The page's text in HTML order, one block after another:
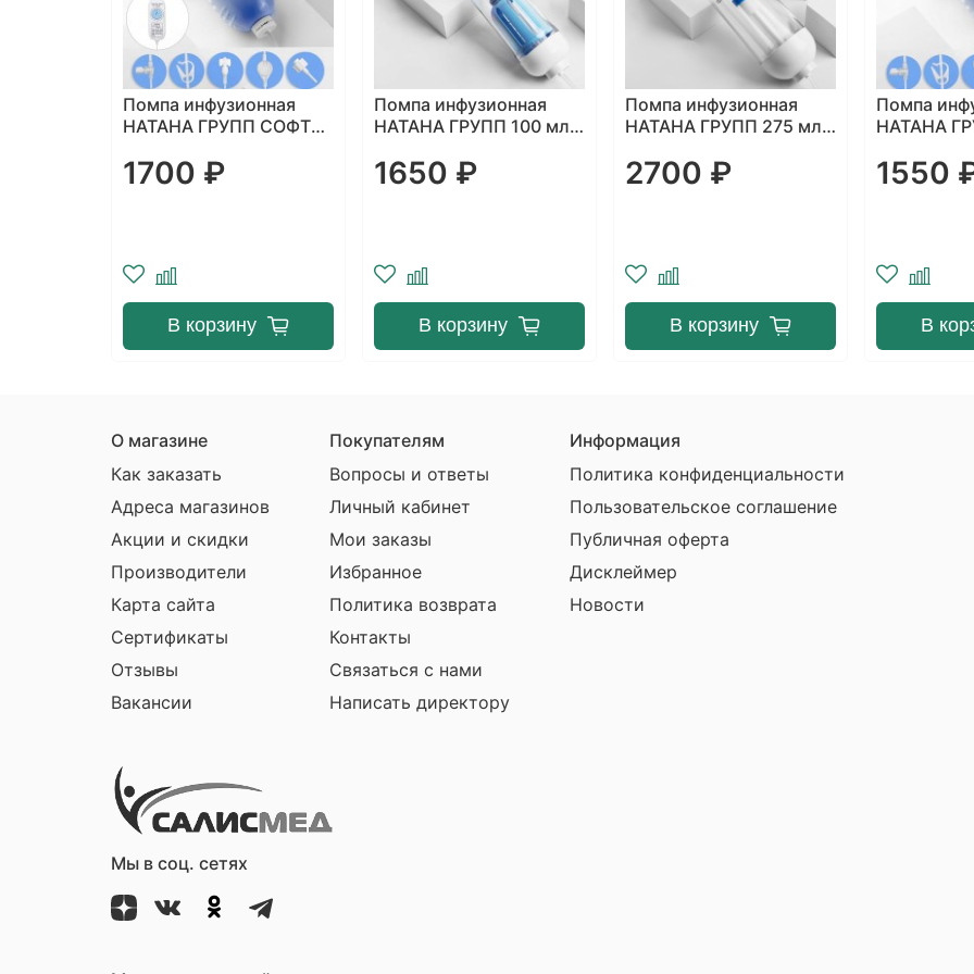
Помпа инфузионная
НАТАНА ГРУПП 100 мл с
с болюсным модулем
0.5мл/15мин
1650 ₽
В корзину
Помпа инфузионная
НАТАНА ГРУПП 275 мл с
с болюсным модулем
0.5мл/15мин
2700 ₽
В корзину
Помпа инфузионная
НАТАНА ГРУПП СОФТ
скоростью
1550 ₽
В корзину
Помпа
TUORen
инфузии -
час
2299
В
О магазине
Как заказать
Адреса магазинов
Акции и скидки
Производители
Карта сайта
Сертификаты
Отзывы
Вакансии
Покупателям
Вопросы и ответы
Личный кабинет
Мои заказы
Избранное
Политика возврата
Контакты
Связаться с нами
Написать директору
Информация
Политика конфиденциальности
Пользовательское соглашение
Публичная оферта
Дисклеймер
Новости
Мы в соц. сетях